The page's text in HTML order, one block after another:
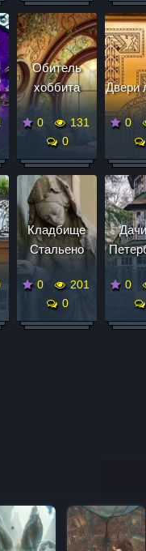
Обитель
хоббита
0
131
0
Двери
0
Кладбище
Стальено
0
201
0
0